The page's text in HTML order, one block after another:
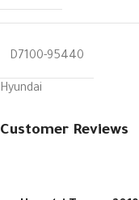
95440-D7100
Hyundai
Customer Reviews